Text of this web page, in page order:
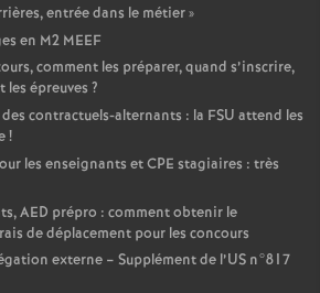
entrée dans le métier»
en M2 MEEF
comment les préparer, quand s’inscrire,
les épreuves ?
contractuels-alternants : la FSU attend les
!
les enseignants et CPE stagiaires : très
AED prépro : comment obtenir le
de déplacement pour les concours
externe – Supplément de l’US n°817